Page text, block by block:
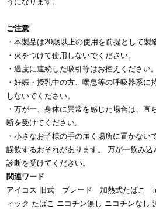
ご注意
・本製品は20歳以上の使用を前提として製
・火をつけて使用しないでください。
・過度に連続した吸引等はお控えください。
・妊娠・授乳中の方、喘息等の呼吸器系に
しないでください。
・万が一、身体に異常を感じた場合は、直
断を受けてください。
・小さなお子様の手の届く場所に置かない
誤飲するおそれがあります。 万が一飲み
診断を受けてください。
関連ワード
アイコス 旧式 ブレード 加熱式たばこ
ィック たばこ ニコチン無し ニコチンなし